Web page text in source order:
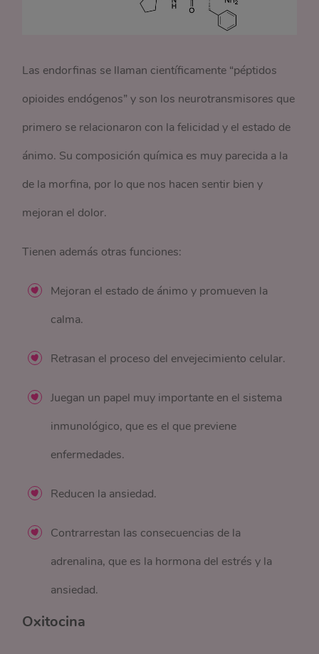
Las endorfinas se llaman científicamente “péptidos
opioides endógenos” y son los neurotransmisores que
primero se relacionaron con la felicidad y el estado de
ánimo. Su composición química es muy parecida a la
de la morfina, por lo que nos hacen sentir bien y
mejoran el dolor.
Tienen además otras funciones:
Mejoran el estado de ánimo y promueven la
calma.
Retrasan el proceso del envejecimiento celular.
Juegan un papel muy importante en el sistema
inmunológico, que es el que previene
enfermedades.
Reducen la ansiedad.
Contrarrestan las consecuencias de la
adrenalina, que es la hormona del estrés y la
ansiedad.
Oxitocina